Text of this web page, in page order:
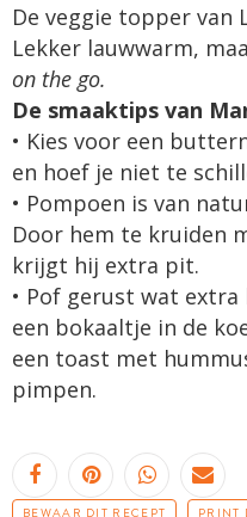
De veggie topper van
Lekker lauwwarm,
on the go.
De smaaktips van
• Kies voor een
en hoef je niet te
• Pompoen is van
Door hem te kruiden
krijgt hij extra pit.
• Pof gerust wat
een bokaaltje in de
een toast met
pimpen.
BEWAAR DIT RECEPT PRINT